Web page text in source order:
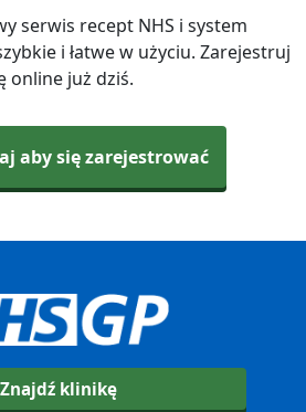
serwis recept NHS i system
i łatwe w użyciu. Zarejestruj
online już dziś.
aby się zarejestrować
Znajdź klinikę